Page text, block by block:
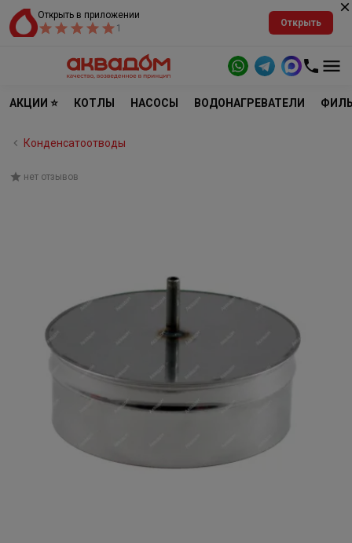
Открыть в приложении
1
Открыть
АКЦИИ ⭐ КОТЛЫ НАСОСЫ ВОДОНАГРЕВАТЕЛИ
Конденсатоотводы
нет отзывов